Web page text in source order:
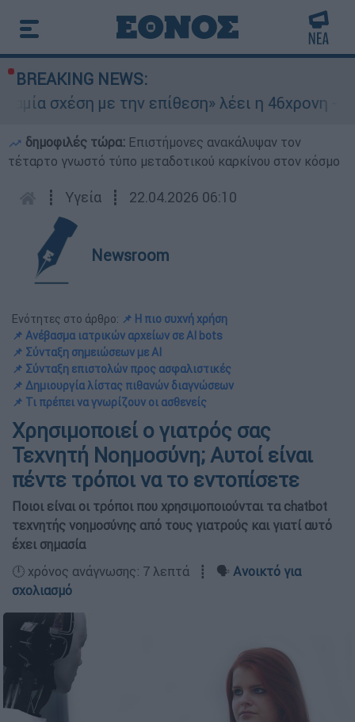
BREAKING NEWS:
με την επίθεση» λέει η 46χρονη - Τι
δημοφιλές τώρα: Επιστήμονες ανακάλυψαν τον
τέταρτο γνωστό τύπο μεταδοτικού καρκίνου στον κόσμο
┋ Υγεία ┋ 22.04.2026 06:10
Newsroom
Ενότητες στο άρθρο: 📌 Η πιο συχνή χρήση
📌 Ανέβασμα ιατρικών αρχείων σε AI bots
📌 Σύνταξη σημειώσεων με AI
📌 Σύνταξη επιστολών προς ασφαλιστικές
📌 Δημιουργία λίστας πιθανών διαγνώσεων
📌 Τι πρέπει να γνωρίζουν οι ασθενείς
Χρησιμοποιεί ο γιατρός σας
Τεχνητή Νοημοσύνη; Αυτοί είναι
πέντε τρόποι να το εντοπίσετε
Ποιοι είναι οι τρόποι που χρησιμοποιούνται τα chatbot
τεχνητής νοημοσύνης από τους γιατρούς και γιατί αυτό
έχει σημασία
🕛 χρόνος ανάγνωσης: 7 λεπτά ┋ 🗣️ Ανοικτό για
σχολιασμό